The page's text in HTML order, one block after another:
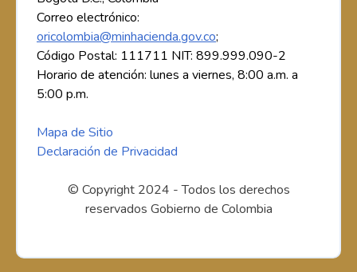
Correo electrónico:
oricolombia@minhacienda.gov.co;
Código Postal: 111711 NIT: 899.999.090-2
Horario de atención: lunes a viernes, 8:00 a.m. a
5:00 p.m.
Mapa de Sitio
Declaración de Privacidad
© Copyright 2024 - Todos los derechos
reservados Gobierno de Colombia